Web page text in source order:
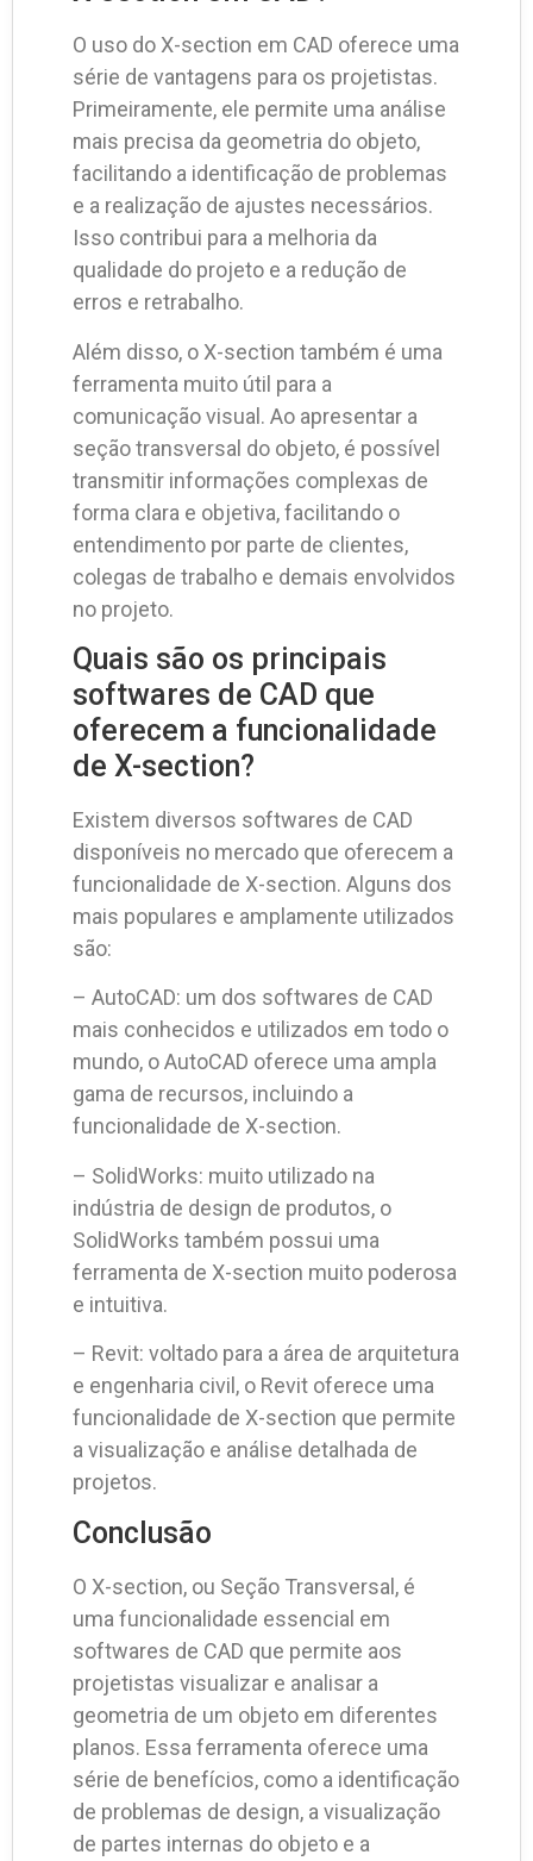
O uso do X-section em CAD oferece uma
série de vantagens para os projetistas.
Primeiramente, ele permite uma análise
mais precisa da geometria do objeto,
facilitando a identificação de problemas
e a realização de ajustes necessários.
Isso contribui para a melhoria da
qualidade do projeto e a redução de
erros e retrabalho.
Além disso, o X-section também é uma
ferramenta muito útil para a
comunicação visual. Ao apresentar a
seção transversal do objeto, é possível
transmitir informações complexas de
forma clara e objetiva, facilitando o
entendimento por parte de clientes,
colegas de trabalho e demais envolvidos
no projeto.
Quais são os principais
softwares de CAD que
oferecem a funcionalidade
de X-section?
Existem diversos softwares de CAD
disponíveis no mercado que oferecem a
funcionalidade de X-section. Alguns dos
mais populares e amplamente utilizados
são:
– AutoCAD: um dos softwares de CAD
mais conhecidos e utilizados em todo o
mundo, o AutoCAD oferece uma ampla
gama de recursos, incluindo a
funcionalidade de X-section.
– SolidWorks: muito utilizado na
indústria de design de produtos, o
SolidWorks também possui uma
ferramenta de X-section muito poderosa
e intuitiva.
– Revit: voltado para a área de arquitetura
e engenharia civil, o Revit oferece uma
funcionalidade de X-section que permite
a visualização e análise detalhada de
projetos.
Conclusão
O X-section, ou Seção Transversal, é
uma funcionalidade essencial em
softwares de CAD que permite aos
projetistas visualizar e analisar a
geometria de um objeto em diferentes
planos. Essa ferramenta oferece uma
série de benefícios, como a identificação
de problemas de design, a visualização
de partes internas do objeto e a